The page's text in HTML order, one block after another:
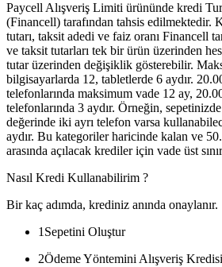
Paycell Alışveriş Limiti ürününde kredi
(Financell) tarafından tahsis edilmektedir.
tutarı, taksit adedi ve faiz oranı Financell
ve taksit tutarları tek bir ürün üzerinden
tutar üzerinden değişiklik gösterebilir.
bilgisayarlarda 12, tabletlerde 6 aydır.
telefonlarında maksimum vade 12 ay,
telefonlarında 3 aydır. Örneğin,
değerinde iki ayrı telefon varsa
aydır. Bu kategoriler haricinde kalan ve
arasında açılacak krediler için vade üst
Nasıl Kredi Kullanabilirim ?
Bir kaç adımda, krediniz anında onaylanır.
1 Sepetini Oluştur
2Ödeme Yöntemini Alışveriş